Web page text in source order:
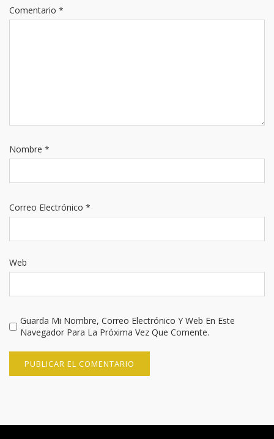
Comentario *
Nombre *
Correo Electrónico *
Web
Guarda Mi Nombre, Correo Electrónico Y Web En Este
Navegador Para La Próxima Vez Que Comente.